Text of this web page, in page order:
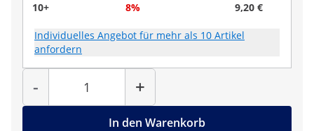
10+
8% 9,20 €
Individuelles Angebot für mehr als 10 Artikel
anfordern
-
Menge
+
In den Warenkorb